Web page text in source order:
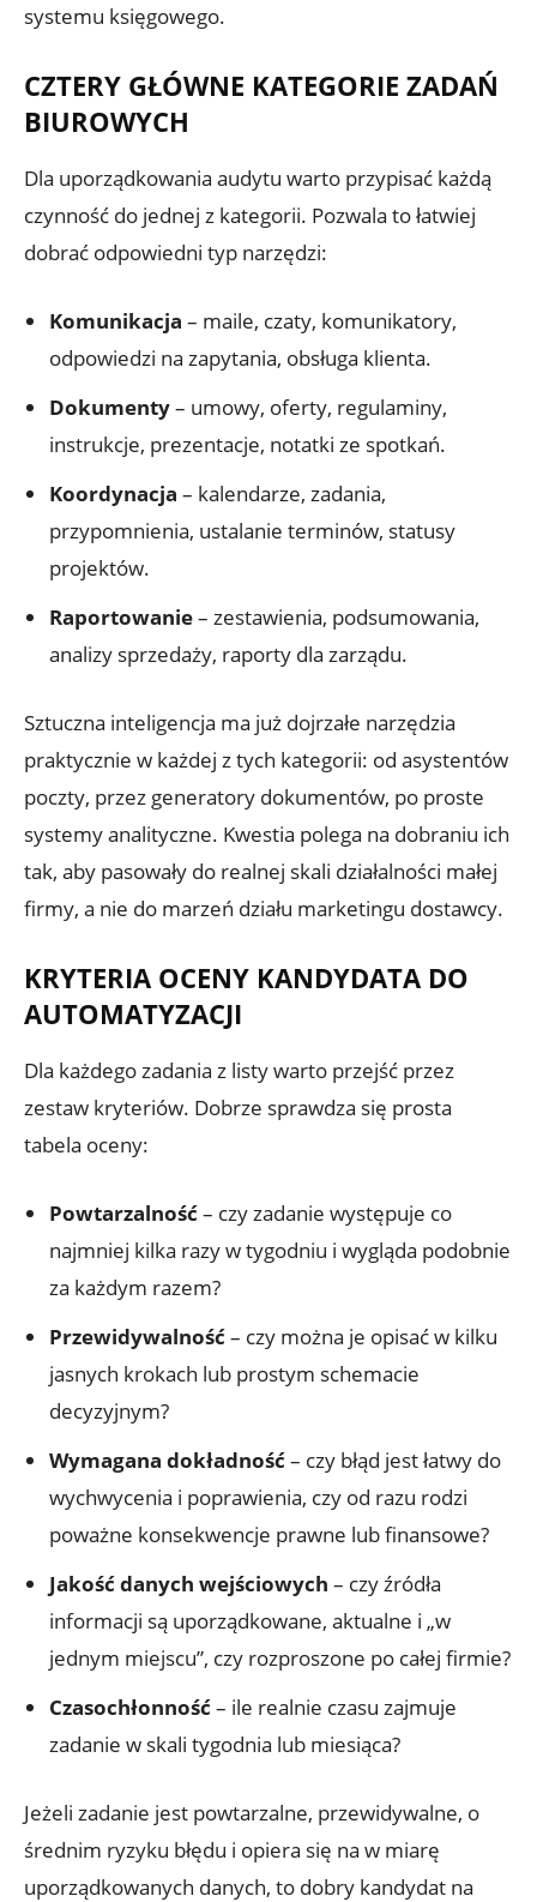
systemu księgowego.
CZTERY GŁÓWNE KATEGORIE ZADAŃ
BIUROWYCH
Dla uporządkowania audytu warto przypisać każdą
czynność do jednej z kategorii. Pozwala to łatwiej
dobrać odpowiedni typ narzędzi:
Komunikacja – maile, czaty, komunikatory,
odpowiedzi na zapytania, obsługa klienta.
Dokumenty– umowy, oferty, regulaminy,
instrukcje, prezentacje, notatki ze spotkań.
Koordynacja – kalendarze, zadania,
przypomnienia, ustalanie terminów, statusy
projektów.
Raportowanie– zestawienia, podsumowania,
analizy sprzedaży, raporty dla zarządu.
Sztuczna inteligencja ma już dojrzałe narzędzia
praktycznie w każdej z tych kategorii: od asystentów
poczty, przez generatory dokumentów, po proste
systemy analityczne. Kwestia polega na dobraniu ich
tak, aby pasowały do realnej skali działalności małej
firmy, a nie do marzeń działu marketingu dostawcy.
KRYTERIA OCENY KANDYDATA DO
AUTOMATYZACJI
Dla każdego zadania z listy warto przejść przez
zestaw kryteriów. Dobrze sprawdza się prosta
tabela oceny:
Powtarzalność– czy zadanie występuje co
najmniej kilka razy w tygodniu i wygląda podobnie
za każdym razem?
Przewidywalność– czy można je opisać w kilku
jasnych krokach lub prostym schemacie
decyzyjnym?
Wymagana dokładność– czy błąd jest łatwy do
wychwycenia i poprawienia, czy od razu rodzi
poważne konsekwencje prawne lub finansowe?
Jakość danych wejściowych – czy źródła
informacji są uporządkowane, aktualne i „w
jednym miejscu”, czy rozproszone po całej firmie?
Czasochłonność– ile realnie czasu zajmuje
zadanie w skali tygodnia lub miesiąca?
Jeżeli zadanie jest powtarzalne, przewidywalne, o
średnim ryzyku błędu i opiera się na w miarę
uporządkowanych danych, to dobry kandydat na